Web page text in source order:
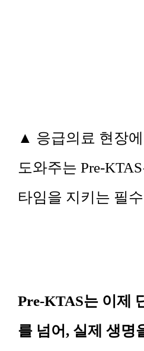
▲ 응급의료 현장
도와주는 Pre-
타임을 지키는 필
Pre-KTAS는 이제
를 넘어, 실제 생명